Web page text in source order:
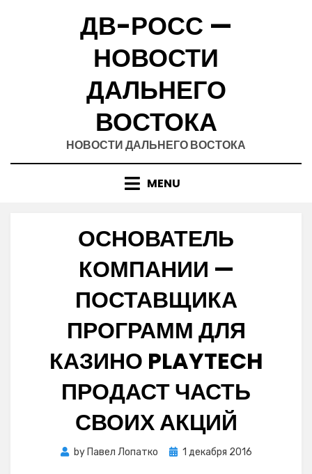
ДВ-РОСС —
НОВОСТИ
ДАЛЬНЕГО
ВОСТОКА
НОВОСТИ ДАЛЬНЕГО ВОСТОКА
MENU
ОСНОВАТЕЛЬ
КОМПАНИИ —
ПОСТАВЩИКА
ПРОГРАММ ДЛЯ
КАЗИНО PLAYTECH
ПРОДАСТ ЧАСТЬ
СВОИХ АКЦИЙ
by Павел Лопатко
Posted
1 декабря 2016